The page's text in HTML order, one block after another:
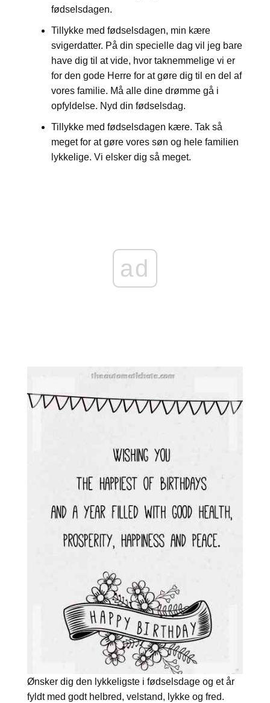
fødselsdagen.
Tillykke med fødselsdagen, min kære
svigerdatter. På din specielle dag vil jeg bare
have dig til at vide, hvor taknemmelige vi er
for den gode Herre for at gøre dig til en del af
vores familie. Må alle dine drømme gå i
opfyldelse. Nyd din fødselsdag.
Tillykke med fødselsdagen kære. Tak så
meget for at gøre vores søn og hele familien
lykkelige. Vi elsker dig så meget.
ad
Ønsker dig den lykkeligste i fødselsdage og et år
fyldt med godt helbred, velstand, lykke og fred.